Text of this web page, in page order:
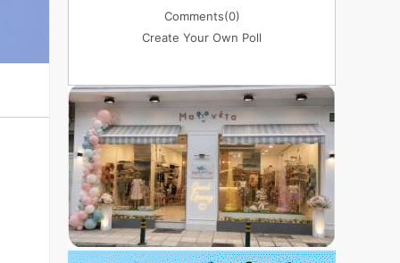
Comments(0)
Create Your Own Poll